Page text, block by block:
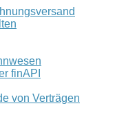
finAPI
von Verträgen